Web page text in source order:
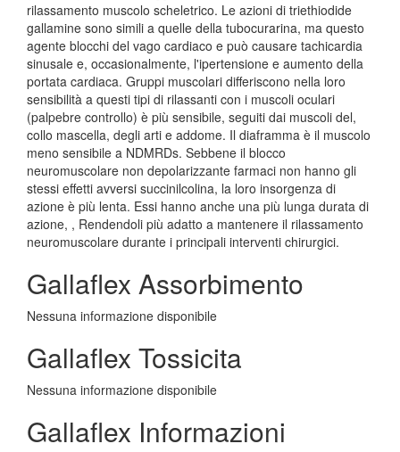
rilassamento muscolo scheletrico. Le azioni di triethiodide
gallamine sono simili a quelle della tubocurarina, ma questo
agente blocchi del vago cardiaco e può causare tachicardia
sinusale e, occasionalmente, l'ipertensione e aumento della
portata cardiaca. Gruppi muscolari differiscono nella loro
sensibilità a questi tipi di rilassanti con i muscoli oculari
(palpebre controllo) è più sensibile, seguiti dai muscoli del,
collo mascella, degli arti e addome. Il diaframma è il muscolo
meno sensibile a NDMRDs. Sebbene il blocco
neuromuscolare non depolarizzante farmaci non hanno gli
stessi effetti avversi succinilcolina, la loro insorgenza di
azione è più lenta. Essi hanno anche una più lunga durata di
azione, , Rendendoli più adatto a mantenere il rilassamento
neuromuscolare durante i principali interventi chirurgici.
Gallaflex Assorbimento
Nessuna informazione disponibile
Gallaflex Tossicita
Nessuna informazione disponibile
Gallaflex Informazioni